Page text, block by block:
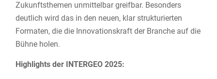
Zukunftsthemen unmittelbar greifbar. Besonders
deutlich wird das in den neuen, klar strukturierten
Formaten, die die Innovationskraft der Branche auf die
Bühne holen.
Highlights der INTERGEO 2025: